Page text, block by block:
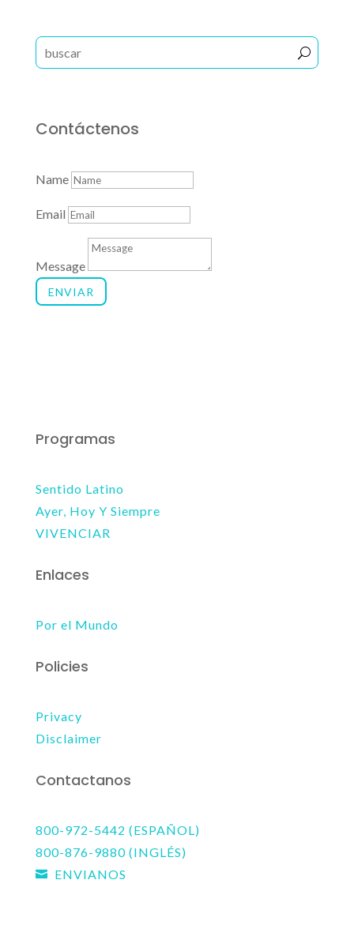
Contáctenos
Name
Email
Message
ENVIAR
Programas
Sentido Latino
Ayer, Hoy Y Siempre
VIVENCIAR
Enlaces
Por el Mundo
Policies
Privacy
Disclaimer
Contactanos
800-972-5442 (ESPAÑOL)
800-876-9880 (INGLÉS)
 ENVIANOS